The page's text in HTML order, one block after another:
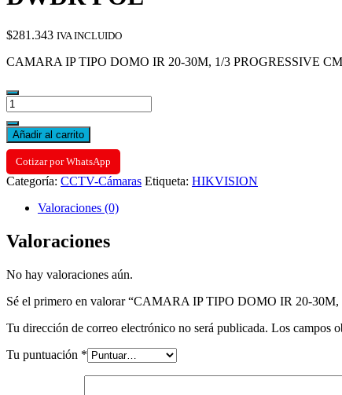
$281.343 IVA INCLUIDO
CAMARA IP TIPO DOMO IR 20-30M, 1/3 PROGRESSIVE
CAMARA
IP
TIPO
DOMO
IR
20-
30M,
PROGRESSIVE
1.3MP
2.8
DWDR
cantidad
Añadir al carrito
Cotizar por WhatsApp
Categoría: CCTV-Cámaras Etiqueta: HIKVISION
Valoraciones (0)
Valoraciones
No hay valoraciones aún.
Sé el primero en valorar “CAMARA IP TIPO DOMO IR 20-
Tu dirección de correo electrónico no será publicada. Los campos
Tu puntuación *